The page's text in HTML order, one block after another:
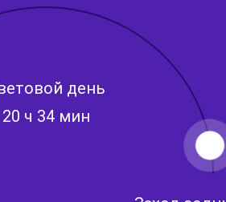
день
20 ч 34 мин